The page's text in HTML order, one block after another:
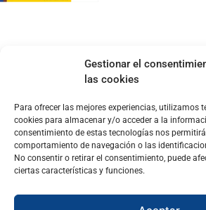
Gestionar el
las cookies
Para ofrecer las mejores experiencias, utilizamos
cookies para almacenar y/o acceder a la
consentimiento de estas tecnologías nos
comportamiento de navegación o las
No consentir o retirar el consentimiento, puede
ciertas características y funciones.